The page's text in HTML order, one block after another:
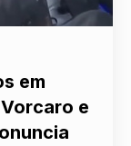
em
e